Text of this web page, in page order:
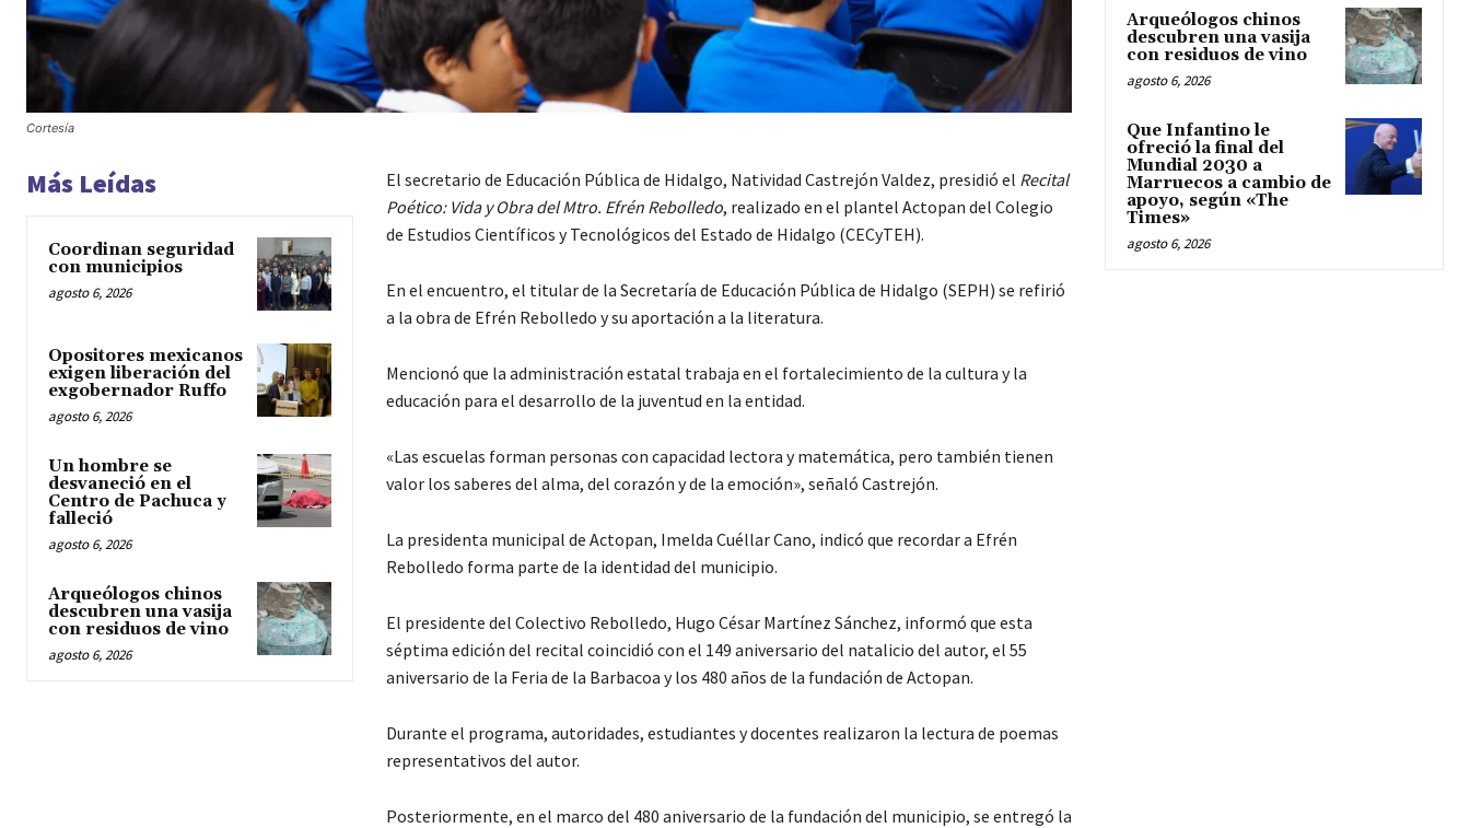
Cortesía
Más Leídas
Coordinan seguridad
con municipios
agosto 6, 2026
Opositores mexicanos
exigen liberación del
exgobernador Ruffo
agosto 6, 2026
Un hombre se
desvaneció en el
Centro de Pachuca y
falleció
agosto 6, 2026
Arqueólogos chinos
descubren una vasija
con residuos de vino
agosto 6, 2026
El secretario de Educación Pública de Hidalgo, Natividad Castrejón Valdez, presidió el Recital
Poético: Vida y Obra del Mtro. Efrén Rebolledo, realizado en el plantel Actopan del Colegio
de Estudios Científicos y Tecnológicos del Estado de Hidalgo (CECyTEH).
En el encuentro, el titular de la Secretaría de Educación Pública de Hidalgo (SEPH) se refirió
a la obra de Efrén Rebolledo y su aportación a la literatura.
Mencionó que la administración estatal trabaja en el fortalecimiento de la cultura y la
educación para el desarrollo de la juventud en la entidad.
«Las escuelas forman personas con capacidad lectora y matemática, pero también tienen
valor los saberes del alma, del corazón y de la emoción», señaló Castrejón.
La presidenta municipal de Actopan, Imelda Cuéllar Cano, indicó que recordar a Efrén
Rebolledo forma parte de la identidad del municipio.
El presidente del Colectivo Rebolledo, Hugo César Martínez Sánchez, informó que esta
séptima edición del recital coincidió con el 149 aniversario del natalicio del autor, el 55
aniversario de la Feria de la Barbacoa y los 480 años de la fundación de Actopan.
Durante el programa, autoridades, estudiantes y docentes realizaron la lectura de poemas
representativos del autor.
Posteriormente, en el marco del 480 aniversario de la fundación del municipio, se entregó la
Arqueólogos chinos
descubren una vasija
con residuos de vino
agosto 6, 2026
Que Infantino le
ofreció la final del
Mundial 2030 a
Marruecos a cambio de
apoyo, según «The
Times»
agosto 6, 2026